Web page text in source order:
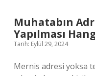
Muhatabın
Yapılması
Tarih: Eylül 29, 2024
Mernis adresi yoksa